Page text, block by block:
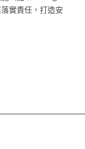
實責任，打造安